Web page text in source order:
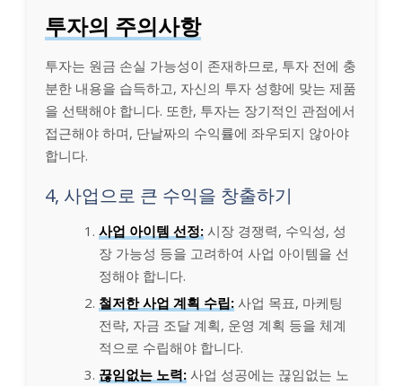
투자의 주의사항
투자는 원금 손실 가능성이 존재하므로, 투자 전에 충
분한 내용을 습득하고, 자신의 투자 성향에 맞는 제품
을 선택해야 합니다. 또한, 투자는 장기적인 관점에서
접근해야 하며, 단날짜의 수익률에 좌우되지 않아야
합니다.
4, 사업으로 큰 수익을 창출하기
사업 아이템 선정: 시장 경쟁력, 수익성, 성
장 가능성 등을 고려하여 사업 아이템을 선
정해야 합니다.
철저한 사업 계획 수립: 사업 목표, 마케팅
전략, 자금 조달 계획, 운영 계획 등을 체계
적으로 수립해야 합니다.
끊임없는 노력: 사업 성공에는 끊임없는 노